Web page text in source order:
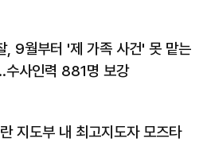
, 9월부터 '제 가족 사건' 못 맡는
수사인력 881명 보강
지도부 내 최고지도자 모즈타